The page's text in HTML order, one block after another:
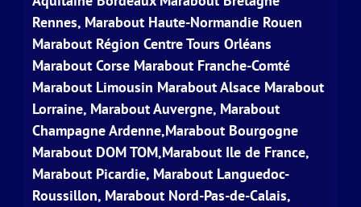
Rennes, Marabout Haute-Normandie Rouen
Marabout Région Centre Tours Orléans
Marabout Corse Marabout Franche-Comté
Marabout Limousin Marabout Alsace Marabout
Lorraine, Marabout Auvergne, Marabout
Champagne Ardenne,Marabout Bourgogne
Marabout DOM TOM,Marabout Ile de France,
Marabout Picardie, Marabout Languedoc-
Roussillon, Marabout Nord-Pas-de-Calais,